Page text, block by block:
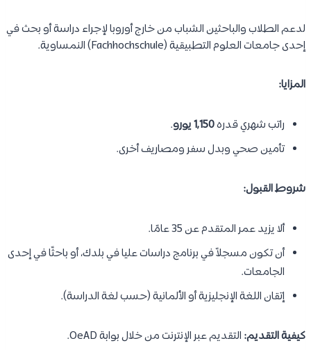
لدعم الطلاب والباحثين الشباب من خارج أوروبا لإجراء دراسة أو بحث في
إحدى جامعات العلوم التطبيقية (Fachhochschule) النمساوية.
المزايا:
راتب شهري قدره1,150 يورو
.
تأمين صحي وبدل سفر ومصاريف أخرى.
شروط القبول:
ألا يزيد عمر المتقدم عن 35 عامًا.
أن تكون مسجلاً في برنامج دراسات عليا في بلدك، أو باحثًا في إحدى
الجامعات.
إتقان اللغة الإنجليزية أو الألمانية (حسب لغة الدراسة).
كيفية التقديم: التقديم عبر الإنترنت من خلال بوابة OeAD.